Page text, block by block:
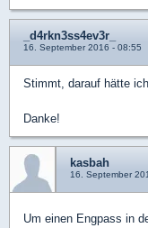
_d4rkn3ss4ev3r_
16. September 2016 - 08:55
Stimmt, darauf hätte
Danke!
kasbah
16. September
Um einen Engpass in